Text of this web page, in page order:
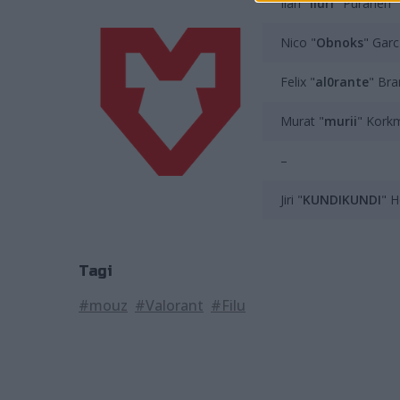
Nico "Obnoks"
Felix "al0rante"
Murat "murii"
–
Jiri "KUNDIKUNDI"
Tagi
#mouz #Valorant #Filu